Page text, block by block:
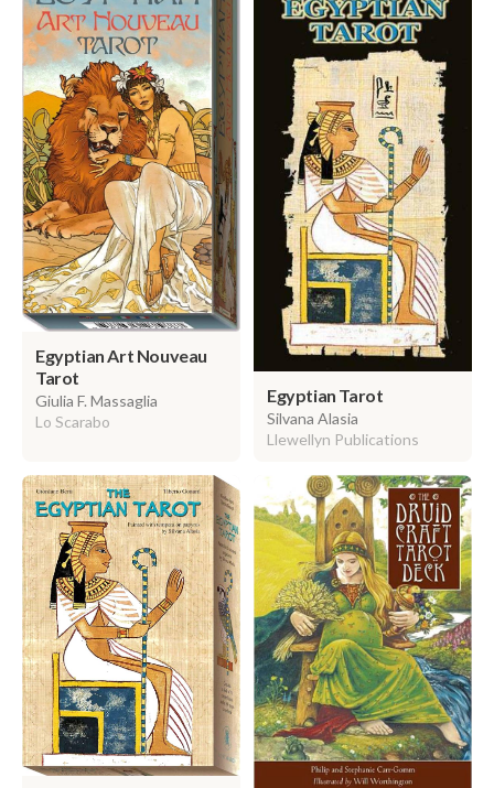
Egyptian Art Nouveau
Tarot
Giulia F. Massaglia
Lo Scarabo
Egyptian Tarot
Silvana Alasia
Llewellyn Publications